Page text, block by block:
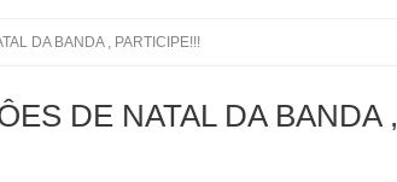
DA BANDA , PARTICIPE!!!
DE NATAL DA BANDA ,